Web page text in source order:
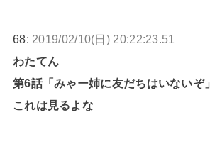
68: 2019/02/10(日) 20:22:23.51
わたてん
第6話「みゃー姉に友だちはいないぞ」
これは見るよな